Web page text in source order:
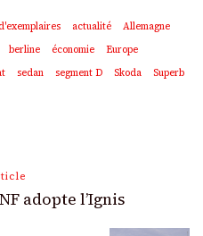
actualité
Allemagne
berline économie
Europe
sedan segment D Skoda
Superb
adopte l’Ignis